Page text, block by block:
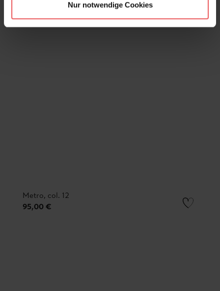
Nur notwendige Cookies
Metro, col. 12
95,00 €